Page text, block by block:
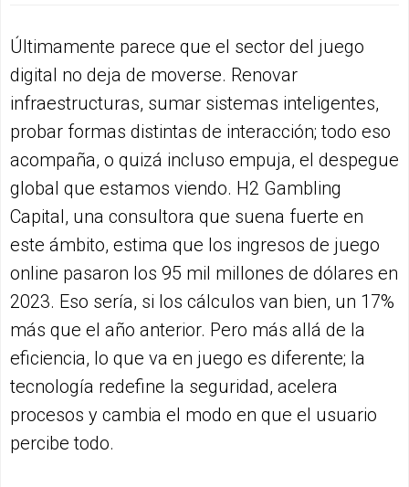
Últimamente parece que el sector del juego
digital no deja de moverse. Renovar
infraestructuras, sumar sistemas inteligentes,
probar formas distintas de interacción; todo eso
acompaña, o quizá incluso empuja, el despegue
global que estamos viendo. H2 Gambling
Capital, una consultora que suena fuerte en
este ámbito, estima que los ingresos de juego
online pasaron los 95 mil millones de dólares en
2023. Eso sería, si los cálculos van bien, un 17%
más que el año anterior. Pero más allá de la
eficiencia, lo que va en juego es diferente; la
tecnología redefine la seguridad, acelera
procesos y cambia el modo en que el usuario
percibe todo.